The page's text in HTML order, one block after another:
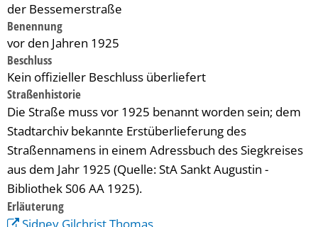
der Bessemerstraße
Benennung
vor den Jahren 1925
Beschluss
Kein offizieller Beschluss überliefert
Straßenhistorie
Die Straße muss vor 1925 benannt worden sein; dem
Stadtarchiv bekannte Erstüberlieferung des
Straßennamens in einem Adressbuch des Siegkreises
aus dem Jahr 1925 (Quelle: StA Sankt Augustin -
Bibliothek S06 AA 1925).
Erläuterung